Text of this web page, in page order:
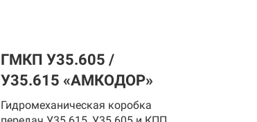
ГМКП У35.605 /
У35.615 «АМКОДОР»
Гидромеханическая коробка